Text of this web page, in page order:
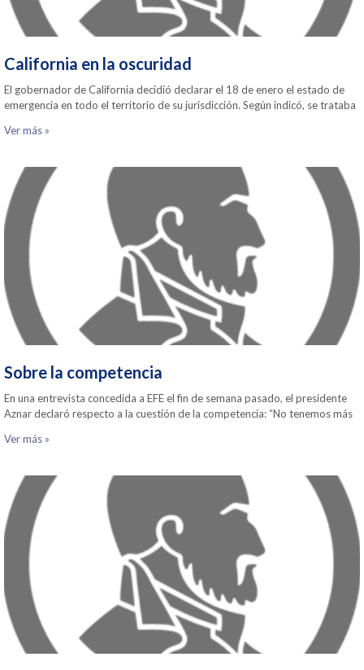
California en la oscuridad
El gobernador de California decidió declarar el 18 de enero el estado de
emergencia en todo el territorio de su jurisdicción. Según indicó, se trataba
Ver más »
Sobre la competencia
En una entrevista concedida a EFE el fin de semana pasado, el presidente
Aznar declaró respecto a la cuestión de la competencia: “No tenemos más
Ver más »